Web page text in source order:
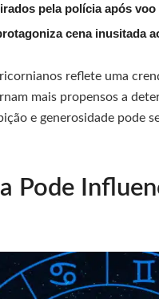
pela polícia após
cena inusitada
reflete uma
mais propensos a
e generosidade pode
Pode